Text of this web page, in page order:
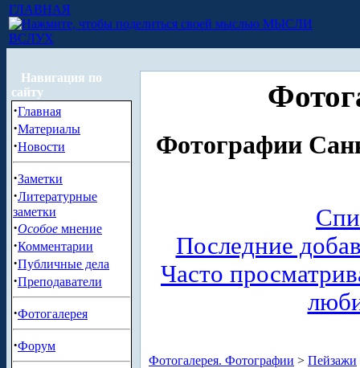
ГЛАВНАЯ
МЫСЛИ
ВСЛУХ
Навигация по
сайту
·Главная
·Материалы
·Новости
·Заметки
·Литературные
заметки
·Особое мнение
·Комментарии
·Публичные дела
·Преподаватели
·Фотогалерея
·Форум
Фотографии
Последние
Часто
Фотогалерея. Фотографии > Пейзажи